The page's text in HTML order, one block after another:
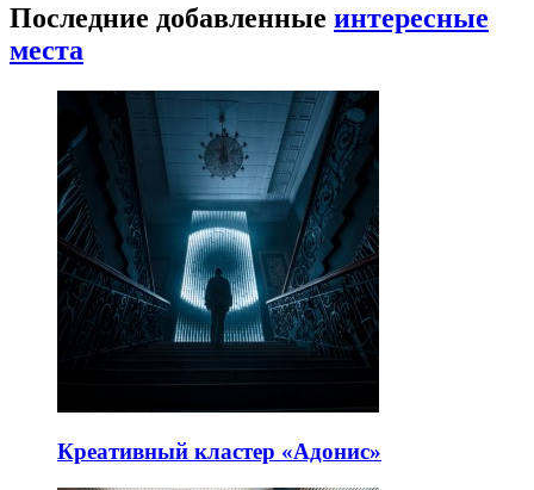
Последние добавленные интересные
места
Креативный кластер «Адонис»